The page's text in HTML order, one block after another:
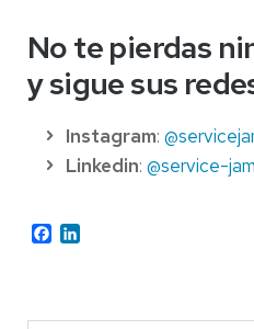
No te pierdas
y sigue sus
Instagram:
Linkedin: @service-
Facebook